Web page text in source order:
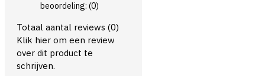
beoordeling: (0)
Totaal aantal reviews (0)
Klik hier om een review
over dit product te
schrijven.